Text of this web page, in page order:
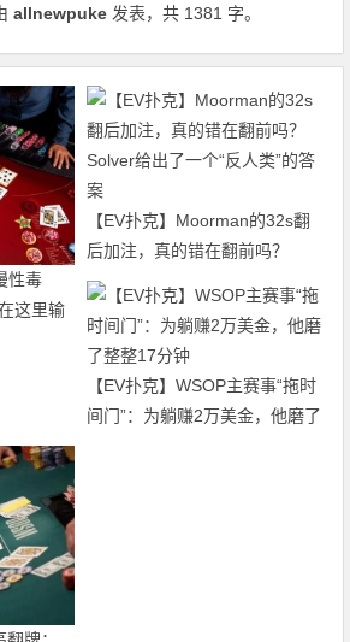
allnewpuke 发表，共 1381 字。
性毒
这里输
【EV扑克】Moorman的32s翻
后加注，真的错在翻前吗？
Solver给出了一个“反人类”的答
【EV扑克】WSOP主赛事“拖时
间门”：为躺赚2万美金，他磨了